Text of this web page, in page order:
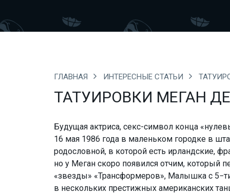
ГЛАВНАЯ ИНТЕРЕСНЫЕ СТАТЬИ
ТАТУИРОВКИ МЕГАН
Будущая актриса, секс-символ конца
16 мая 1986 года в маленьком городке в
родословной, в которой есть ирландские,
но у Меган скоро появился отчим, который
«звезды» «Трансформеров», Малышка с
в нескольких престижных американских